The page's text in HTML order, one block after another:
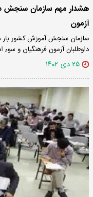
هشدار مهم سازمان سنجش
آزمون
سازمان سنجش آموزش کشور بار
داوطلبان آزمون فرهنگیان و
۲۵ دی ۱۴۰۲